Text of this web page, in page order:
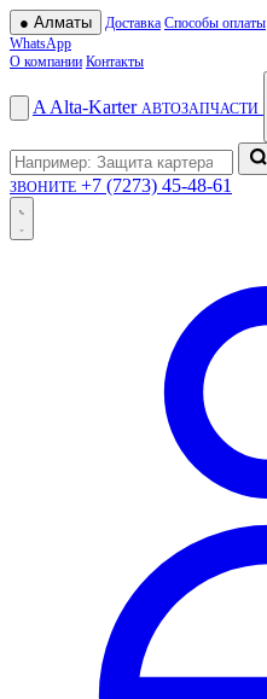
● Алматы Доставка Способы оплаты
WhatsApp
О компании Контакты
A Alta-Karter АВТОЗАПЧАСТИ
ЗВОНИТЕ +7 (7273) 45-48-61